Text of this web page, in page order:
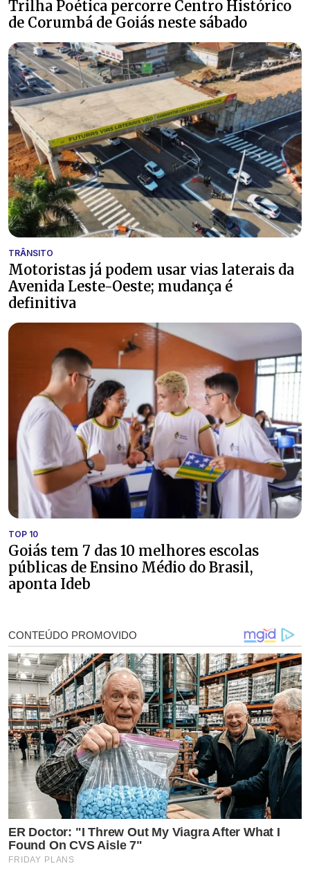
Trilha Poética percorre Centro Histórico
de Corumbá de Goiás neste sábado
TRÂNSITO
Motoristas já podem usar vias laterais da
Avenida Leste-Oeste; mudança é
definitiva
TOP 10
Goiás tem 7 das 10 melhores escolas
públicas de Ensino Médio do Brasil,
aponta Ideb